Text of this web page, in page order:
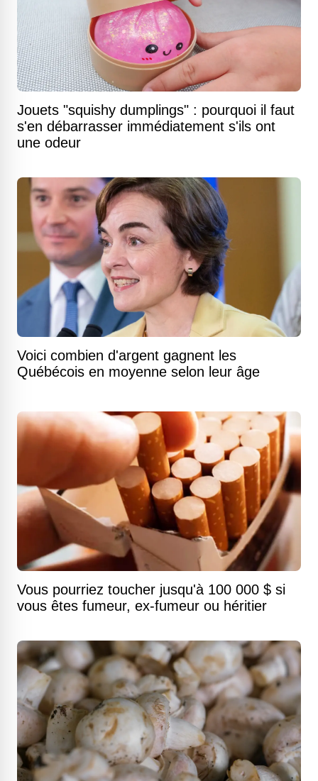
Jouets "squishy dumplings" : pourquoi il faut
s'en débarrasser immédiatement s'ils ont
une odeur
Voici combien d'argent gagnent les
Québécois en moyenne selon leur âge
Vous pourriez toucher jusqu'à 100 000 $ si
vous êtes fumeur, ex-fumeur ou héritier